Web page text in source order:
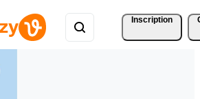
Inscription